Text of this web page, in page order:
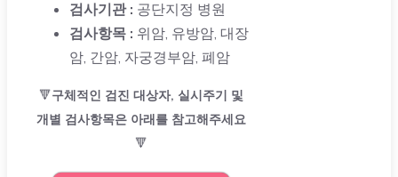
검사기관 : 공단지정 병원
검사항목 : 위암, 유방암, 대장
암, 간암, 자궁경부암, 폐암
🔻구체적인 검진 대상자, 실시주기 및
개별 검사항목은 아래를 참고해주세요
🔻